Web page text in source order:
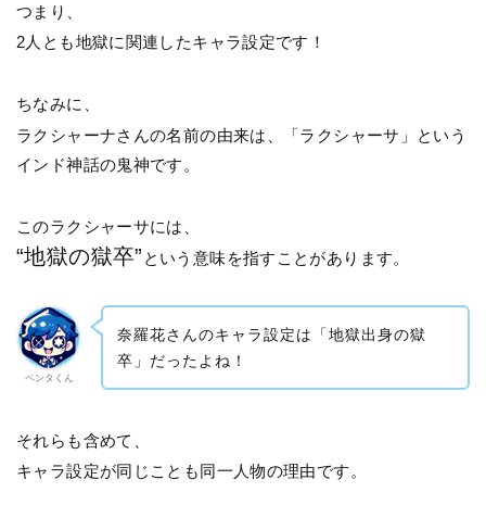
つまり、
2人とも地獄に関連したキャラ設定です！
ちなみに、
ラクシャーナさんの名前の由来は、「ラクシャーサ」という
インド神話の鬼神です。
このラクシャーサには、
“地獄の獄卒” という意味を指すことがあります。
ペンタくん
奈羅花さんのキャラ設定は「地獄出身の獄
卒」だったよね！
それらも含めて、
キャラ設定が同じことも同一人物の理由です。